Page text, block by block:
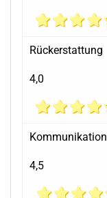
Rückerstattung
4,0
Kommunikation
4,5